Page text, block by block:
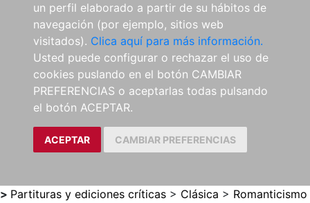
un perfil elaborado a partir de su hábitos de
navegación (por ejemplo, sitios web
visitados). Clica aquí para más información.
Usted puede configurar o rechazar el uso de
cookies puslando en el botón CAMBIAR
PREFERENCIAS o aceptarlas todas pulsando
el botón ACEPTAR.
ACEPTAR CAMBIAR PREFERENCIAS
> Partituras y ediciones críticas > Clásica > Romanticismo